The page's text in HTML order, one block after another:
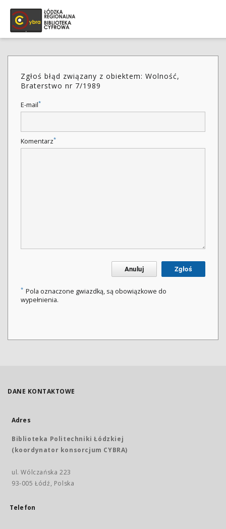
Zgłoś błąd związany z obiektem: Wolność,
Braterstwo nr 7/1989
E-mail*
Komentarz*
Anuluj Zgłoś
* Pola oznaczone gwiazdką, są obowiązkowe do
wypełnienia.
DANE KONTAKTOWE
Adres
Biblioteka Politechniki Łódzkiej
(koordynator konsorcjum CYBRA)
ul. Wólczańska 223
93-005 Łódź, Polska
Telefon